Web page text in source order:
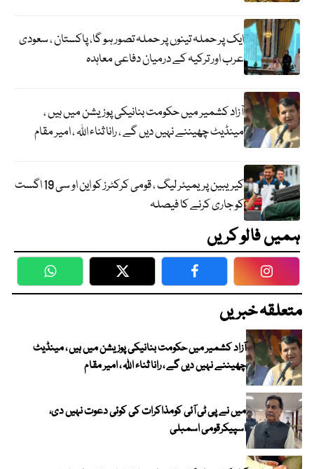
ایک پر حملہ تینوں پر حملہ تصور ہو گا، پاکستان ، سعودی
عرب اور ترکیہ کے درمیان دفاعی معاہدہ
آزاد کشمیر میں حکومت بنانیکی پوزیشن میں ہیں ،
مینڈیٹ چھیننے نہیں دیں گے ، رانا ثناء اللہ ، امیر مقام
کیریبین پریمیئر لیگ ، قومی کرکٹرز کو این او سی 19 اگست
کو جاری کرنے کا فیصلہ
ہمیں فالو کریں
WhatsApp Twitter Facebook
متعلقہ خبریں
آزاد کشمیر میں حکومت بنانیکی پوزیشن میں ہیں ، مینڈیٹ
چھیننے نہیں دیں گے ، رانا ثناء اللہ ، امیر مقام
میں نے پی ٹی آئی کومذاکرات کی کوئی دعوت نہیں دی،
اسپیکرقومی اسمبلی